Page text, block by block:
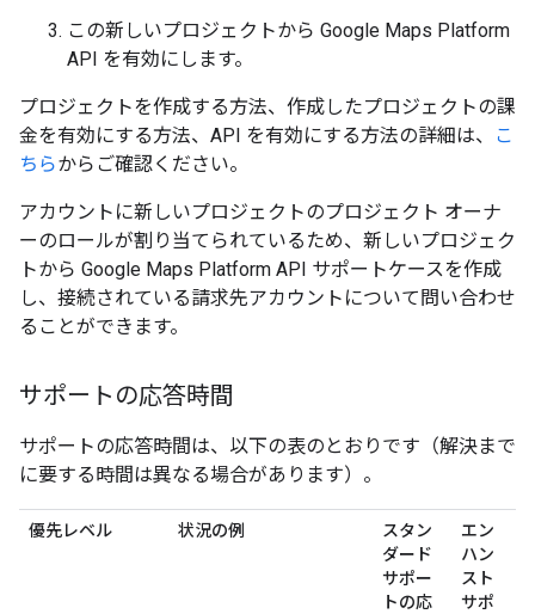
この新しいプロジェクトから Google Maps Platform
API を有効にします。
プロジェクトを作成する方法、作成したプロジェクトの課
金を有効にする方法、API を有効にする方法の詳細は、
こ
ちらからご確認ください。
アカウントに新しいプロジェクトのプロジェクト オーナ
ーのロールが割り当てられているため、新しいプロジェク
トから Google Maps Platform API サポートケースを作成
し、接続されている請求先アカウントについて問い合わせ
ることができます。
サポートの応答時間
サポートの応答時間は、以下の表のとおりです（解決まで
に要する時間は異なる場合があります）。
優先レベル 状況の例
スタン
ダード
サポー
トの応
エン
ハン
スト
サポ